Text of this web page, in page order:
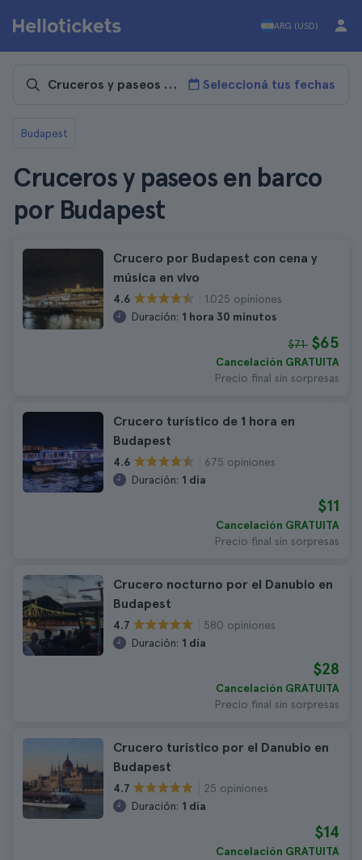
ARG (USD)
Seleccioná tus fechas
Budapest
Cruceros y paseos en barco
por Budapest
Crucero por Budapest con cena y
música en vivo
4.6
1.025 opiniones
Duración: 1 hora 30 minutos
$71 $65
Cancelación GRATUITA
Precio final sin sorpresas
Crucero turístico de 1 hora en
Budapest
4.6
675 opiniones
Duración: 1 día
$11
Cancelación GRATUITA
Precio final sin sorpresas
Crucero nocturno por el Danubio en
Budapest
4.7
580 opiniones
Duración: 1 día
$28
Cancelación GRATUITA
Precio final sin sorpresas
Crucero turístico por el Danubio en
Budapest
4.7
25 opiniones
Duración: 1 día
$14
Cancelación GRATUITA